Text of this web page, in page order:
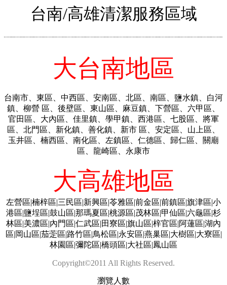
台南/高雄清潔服務區域
大台南地區
台南市、東區、中西區、安南區、北區、南區、鹽水鎮、白河
鎮、柳營 區、後壁區、東山區、麻豆鎮、下營區、六甲區、
官田區、大內區、佳里鎮、學甲鎮、西港區、七股區、將軍
區、北門區、新化鎮、善化鎮、新市 區、安定區、山上區、
玉井區、楠西區、南化區、左鎮區、仁德區、歸仁區、關廟
區、龍崎區、永康市
大高雄地區
左營區|楠梓區|三民區|新興區|苓雅區|前金區|前鎮區|旗津區|小
港區|鹽埕區|鼓山區|那瑪夏區|桃源區|茂林區|甲仙區|六龜區|杉
林區|美濃區|內門區|仁武區|田寮區|旗山區|梓官區|阿蓮區|湖內
區|岡山區|茄萣區|路竹區|鳥松區|永安區|燕巢區|大樹區|大寮區|
林園區|彌陀區|橋頭區|大社區|鳳山區
Copyright©2011 All Rights Reserved.
瀏覽人數